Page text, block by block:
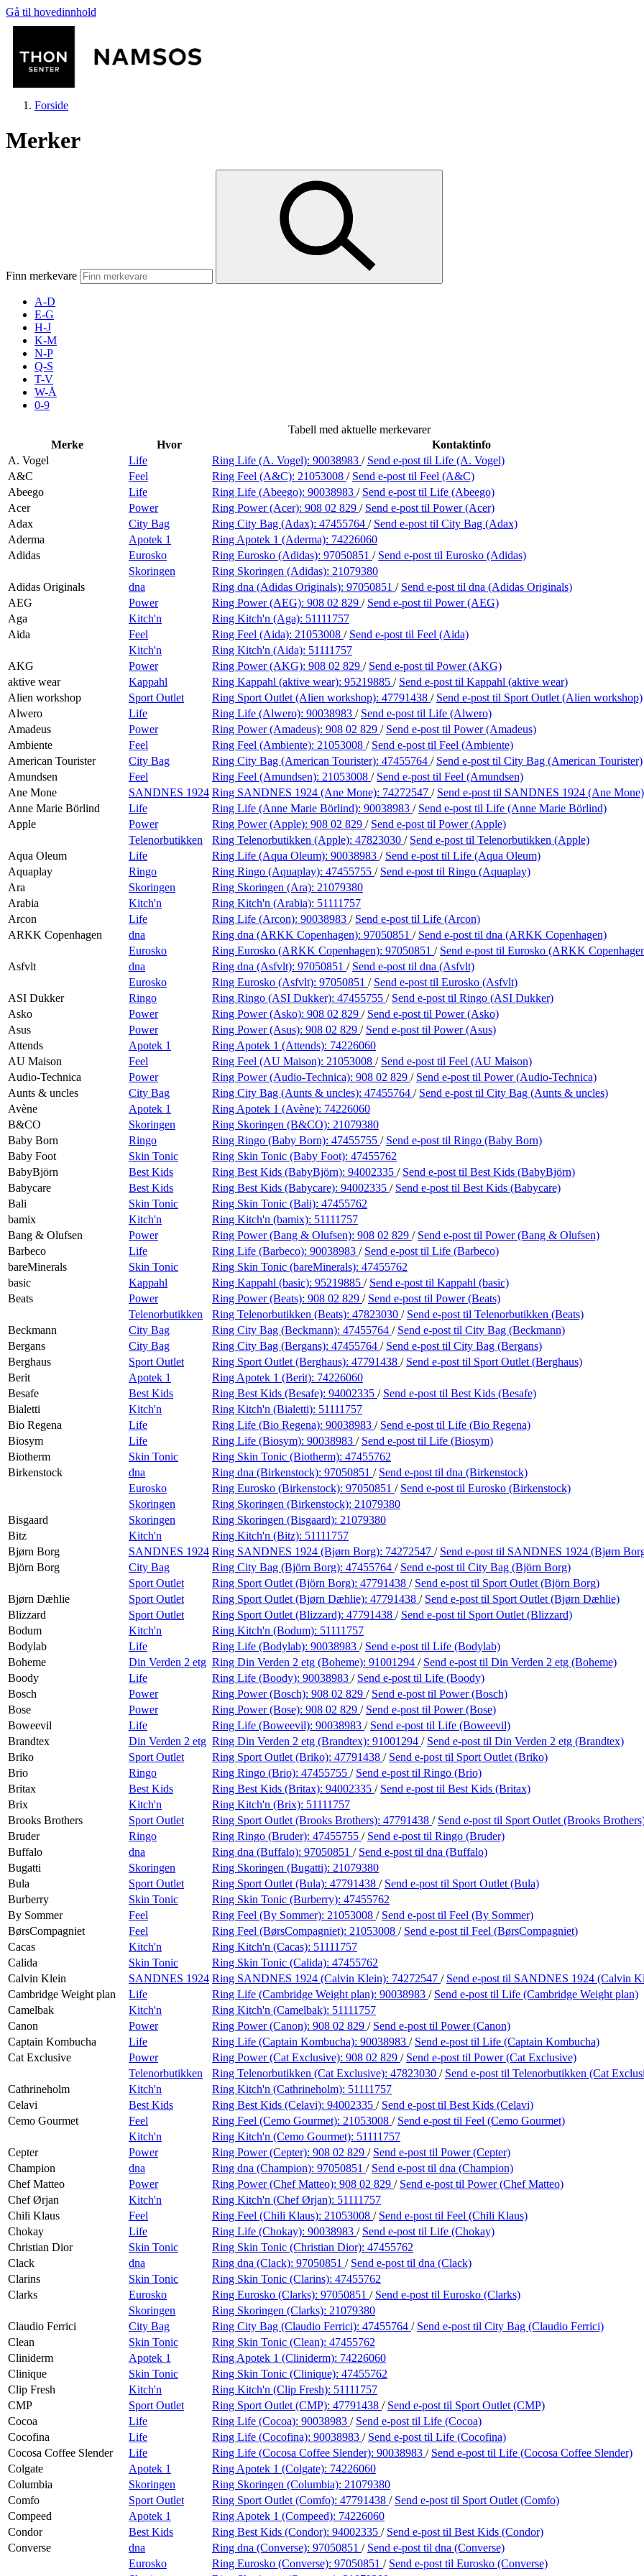
Gå til hovedinnhold
Mat og drikke
Inspirasjon
Åpningstider
Praktisk informasjon
Ledige stillinger
Forside
Merker
Finn merkevare
A-D
E-G
H-J
K-M
N-P
Q-S
T-V
W-Å
0-9
Tabell med aktuelle merkevarer
Merke
Hvor
Kontaktinfo
A. Vogel
Life Ring Life (A. Vogel): 90038983 / Send e-post til Life (A. Vogel)
A&C
Feel Ring Feel (A&C): 21053008 / Send e-post til Feel (A&C)
Abeego
Life Ring Life (Abeego): 90038983 / Send e-post til Life (Abeego)
Acer
Power Ring Power (Acer): 908 02 829 / Send e-post til Power (Acer)
Adax
City Bag Ring City Bag (Adax): 47455764 / Send e-post til City Bag (Adax)
Aderma
Apotek 1 Ring Apotek 1 (Aderma): 74226060
Adidas
Eurosko Ring Eurosko (Adidas): 97050851 / Send e-post til Eurosko (Adidas)
Skoringen
Ring Skoringen (Adidas): 21079380
Adidas Originals
dna Ring dna (Adidas Originals): 97050851 / Send e-post til dna (Adidas Originals)
AEG
Power Ring Power (AEG): 908 02 829 / Send e-post til Power (AEG)
Aga
Kitch'n Ring Kitch'n (Aga): 51111757
Aida
Feel Ring Feel (Aida): 21053008 / Send e-post til Feel (Aida)
Kitch'n
Ring Kitch'n (Aida): 51111757
AKG
Power Ring Power (AKG): 908 02 829 / Send e-post til Power (AKG)
aktive wear
Kappahl Ring Kappahl (aktive wear): 95219885 / Send e-post til Kappahl (aktive wear)
Alien workshop
Sport Outlet Ring Sport Outlet (Alien workshop): 47791438 / Send e-post til Sport Outlet (Alien workshop)
Alwero
Life Ring Life (Alwero): 90038983 / Send e-post til Life (Alwero)
Amadeus
Power Ring Power (Amadeus): 908 02 829 / Send e-post til Power (Amadeus)
Ambiente
Feel Ring Feel (Ambiente): 21053008 / Send e-post til Feel (Ambiente)
American Tourister
City Bag Ring City Bag (American Tourister): 47455764 / Send e-post til City Bag (American Tourister)
Amundsen
Feel Ring Feel (Amundsen): 21053008 / Send e-post til Feel (Amundsen)
Ane Mone
SANDNES 1924 Ring SANDNES 1924 (Ane Mone): 74272547 / Send e-post til SANDNES 1924 (Ane Mone)
Anne Marie Börlind
Life Ring Life (Anne Marie Börlind): 90038983 / Send e-post til Life (Anne Marie Börlind)
Apple
Power Ring Power (Apple): 908 02 829 / Send e-post til Power (Apple)
Telenorbutikken
Ring Telenorbutikken (Apple): 47823030 / Send e-post til Telenorbutikken (Apple)
Aqua Oleum
Life Ring Life (Aqua Oleum): 90038983 / Send e-post til Life (Aqua Oleum)
Aquaplay
Ringo Ring Ringo (Aquaplay): 47455755 / Send e-post til Ringo (Aquaplay)
Ara
Skoringen Ring Skoringen (Ara): 21079380
Arabia
Kitch'n Ring Kitch'n (Arabia): 51111757
Arcon
Life Ring Life (Arcon): 90038983 / Send e-post til Life (Arcon)
ARKK Copenhagen
dna Ring dna (ARKK Copenhagen): 97050851 / Send e-post til dna (ARKK Copenhagen)
Eurosko
Ring Eurosko (ARKK Copenhagen): 97050851 / Send e-post til Eurosko (ARKK
Asfvlt
dna Ring dna (Asfvlt): 97050851 / Send e-post til dna (Asfvlt)
Eurosko
Ring Eurosko (Asfvlt): 97050851 / Send e-post til Eurosko (Asfvlt)
ASI Dukker
Ringo Ring Ringo (ASI Dukker): 47455755 / Send e-post til Ringo (ASI Dukker)
Asko
Power Ring Power (Asko): 908 02 829 / Send e-post til Power (Asko)
Asus
Power Ring Power (Asus): 908 02 829 / Send e-post til Power (Asus)
Attends
Apotek 1 Ring Apotek 1 (Attends): 74226060
AU Maison
Feel Ring Feel (AU Maison): 21053008 / Send e-post til Feel (AU Maison)
Audio-Technica
Power Ring Power (Audio-Technica): 908 02 829 / Send e-post til Power (Audio-Technica)
Aunts & uncles
City Bag Ring City Bag (Aunts & uncles): 47455764 / Send e-post til City Bag (Aunts & uncles)
Avène
Apotek 1 Ring Apotek 1 (Avène): 74226060
B&CO
Skoringen Ring Skoringen (B&CO): 21079380
Baby Born
Ringo Ring Ringo (Baby Born): 47455755 / Send e-post til Ringo (Baby Born)
Baby Foot
Skin Tonic Ring Skin Tonic (Baby Foot): 47455762
BabyBjörn
Best Kids Ring Best Kids (BabyBjörn): 94002335 / Send e-post til Best Kids (BabyBjörn)
Babycare
Best Kids Ring Best Kids (Babycare): 94002335 / Send e-post til Best Kids (Babycare)
Bali
Skin Tonic Ring Skin Tonic (Bali): 47455762
bamix
Kitch'n Ring Kitch'n (bamix): 51111757
Bang & Olufsen
Power Ring Power (Bang & Olufsen): 908 02 829 / Send e-post til Power (Bang & Olufsen)
Barbeco
Life Ring Life (Barbeco): 90038983 / Send e-post til Life (Barbeco)
bareMinerals
Skin Tonic Ring Skin Tonic (bareMinerals): 47455762
basic
Kappahl Ring Kappahl (basic): 95219885 / Send e-post til Kappahl (basic)
Beats
Power Ring Power (Beats): 908 02 829 / Send e-post til Power (Beats)
Telenorbutikken
Ring Telenorbutikken (Beats): 47823030 / Send e-post til Telenorbutikken (Beats)
Beckmann
City Bag Ring City Bag (Beckmann): 47455764 / Send e-post til City Bag (Beckmann)
Bergans
City Bag Ring City Bag (Bergans): 47455764 / Send e-post til City Bag (Bergans)
Berghaus
Sport Outlet Ring Sport Outlet (Berghaus): 47791438 / Send e-post til Sport Outlet (Berghaus)
Berit
Apotek 1 Ring Apotek 1 (Berit): 74226060
Besafe
Best Kids Ring Best Kids (Besafe): 94002335 / Send e-post til Best Kids (Besafe)
Bialetti
Kitch'n Ring Kitch'n (Bialetti): 51111757
Bio Regena
Life Ring Life (Bio Regena): 90038983 / Send e-post til Life (Bio Regena)
Biosym
Life Ring Life (Biosym): 90038983 / Send e-post til Life (Biosym)
Biotherm
Skin Tonic Ring Skin Tonic (Biotherm): 47455762
Birkenstock
dna Ring dna (Birkenstock): 97050851 / Send e-post til dna (Birkenstock)
Eurosko
Ring Eurosko (Birkenstock): 97050851 / Send e-post til Eurosko (Birkenstock)
Skoringen
Ring Skoringen (Birkenstock): 21079380
Bisgaard
Skoringen Ring Skoringen (Bisgaard): 21079380
Bitz
Kitch'n Ring Kitch'n (Bitz): 51111757
Bjørn Borg
SANDNES 1924 Ring SANDNES 1924 (Bjørn Borg): 74272547 / Send e-post til SANDNES 1924 (Bjørn
Björn Borg
City Bag Ring City Bag (Björn Borg): 47455764 / Send e-post til City Bag (Björn Borg)
Sport Outlet
Ring Sport Outlet (Björn Borg): 47791438 / Send e-post til Sport Outlet (Björn Borg)
Bjørn Dæhlie
Sport Outlet Ring Sport Outlet (Bjørn Dæhlie): 47791438 / Send e-post til Sport Outlet (Bjørn Dæhlie)
Blizzard
Sport Outlet Ring Sport Outlet (Blizzard): 47791438 / Send e-post til Sport Outlet (Blizzard)
Bodum
Kitch'n Ring Kitch'n (Bodum): 51111757
Bodylab
Life Ring Life (Bodylab): 90038983 / Send e-post til Life (Bodylab)
Boheme
Din Verden 2 etg Ring Din Verden 2 etg (Boheme): 91001294 / Send e-post til Din Verden 2 etg (Boheme)
Boody
Life Ring Life (Boody): 90038983 / Send e-post til Life (Boody)
Bosch
Power Ring Power (Bosch): 908 02 829 / Send e-post til Power (Bosch)
Bose
Power Ring Power (Bose): 908 02 829 / Send e-post til Power (Bose)
Boweevil
Life Ring Life (Boweevil): 90038983 / Send e-post til Life (Boweevil)
Brandtex
Din Verden 2 etg Ring Din Verden 2 etg (Brandtex): 91001294 / Send e-post til Din Verden 2 etg (Brandtex)
Briko
Sport Outlet Ring Sport Outlet (Briko): 47791438 / Send e-post til Sport Outlet (Briko)
Brio
Ringo Ring Ringo (Brio): 47455755 / Send e-post til Ringo (Brio)
Britax
Best Kids Ring Best Kids (Britax): 94002335 / Send e-post til Best Kids (Britax)
Brix
Kitch'n Ring Kitch'n (Brix): 51111757
Brooks Brothers
Sport Outlet Ring Sport Outlet (Brooks Brothers): 47791438 / Send e-post til Sport Outlet (Brooks
Bruder
Ringo Ring Ringo (Bruder): 47455755 / Send e-post til Ringo (Bruder)
Buffalo
dna Ring dna (Buffalo): 97050851 / Send e-post til dna (Buffalo)
Bugatti
Skoringen Ring Skoringen (Bugatti): 21079380
Bula
Sport Outlet Ring Sport Outlet (Bula): 47791438 / Send e-post til Sport Outlet (Bula)
Burberry
Skin Tonic Ring Skin Tonic (Burberry): 47455762
By Sommer
Feel Ring Feel (By Sommer): 21053008 / Send e-post til Feel (By Sommer)
BørsCompagniet
Feel Ring Feel (BørsCompagniet): 21053008 / Send e-post til Feel (BørsCompagniet)
Cacas
Kitch'n Ring Kitch'n (Cacas): 51111757
Calida
Skin Tonic Ring Skin Tonic (Calida): 47455762
Calvin Klein
SANDNES 1924 Ring SANDNES 1924 (Calvin Klein): 74272547 / Send e-post til SANDNES 1924 (Calvin
Cambridge Weight plan
Life Ring Life (Cambridge Weight plan): 90038983 / Send e-post til Life (Cambridge Weight plan)
Camelbak
Kitch'n Ring Kitch'n (Camelbak): 51111757
Canon
Power Ring Power (Canon): 908 02 829 / Send e-post til Power (Canon)
Captain Kombucha
Life Ring Life (Captain Kombucha): 90038983 / Send e-post til Life (Captain Kombucha)
Cat Exclusive
Power Ring Power (Cat Exclusive): 908 02 829 / Send e-post til Power (Cat Exclusive)
Telenorbutikken
Ring Telenorbutikken (Cat Exclusive): 47823030 / Send e-post til Telenorbutikken (Cat
Cathrineholm
Kitch'n Ring Kitch'n (Cathrineholm): 51111757
Celavi
Best Kids Ring Best Kids (Celavi): 94002335 / Send e-post til Best Kids (Celavi)
Cemo Gourmet
Feel Ring Feel (Cemo Gourmet): 21053008 / Send e-post til Feel (Cemo Gourmet)
Kitch'n
Ring Kitch'n (Cemo Gourmet): 51111757
Cepter
Power Ring Power (Cepter): 908 02 829 / Send e-post til Power (Cepter)
Champion
dna Ring dna (Champion): 97050851 / Send e-post til dna (Champion)
Chef Matteo
Power Ring Power (Chef Matteo): 908 02 829 / Send e-post til Power (Chef Matteo)
Chef Ørjan
Kitch'n Ring Kitch'n (Chef Ørjan): 51111757
Chili Klaus
Feel Ring Feel (Chili Klaus): 21053008 / Send e-post til Feel (Chili Klaus)
Chokay
Life Ring Life (Chokay): 90038983 / Send e-post til Life (Chokay)
Christian Dior
Skin Tonic Ring Skin Tonic (Christian Dior): 47455762
Clack
dna Ring dna (Clack): 97050851 / Send e-post til dna (Clack)
Clarins
Skin Tonic Ring Skin Tonic (Clarins): 47455762
Clarks
Eurosko Ring Eurosko (Clarks): 97050851 / Send e-post til Eurosko (Clarks)
Skoringen
Ring Skoringen (Clarks): 21079380
Claudio Ferrici
City Bag Ring City Bag (Claudio Ferrici): 47455764 / Send e-post til City Bag (Claudio Ferrici)
Clean
Skin Tonic Ring Skin Tonic (Clean): 47455762
Cliniderm
Apotek 1 Ring Apotek 1 (Cliniderm): 74226060
Clinique
Skin Tonic Ring Skin Tonic (Clinique): 47455762
Clip Fresh
Kitch'n Ring Kitch'n (Clip Fresh): 51111757
CMP
Sport Outlet Ring Sport Outlet (CMP): 47791438 / Send e-post til Sport Outlet (CMP)
Cocoa
Life Ring Life (Cocoa): 90038983 / Send e-post til Life (Cocoa)
Cocofina
Life Ring Life (Cocofina): 90038983 / Send e-post til Life (Cocofina)
Cocosa Coffee Slender
Life Ring Life (Cocosa Coffee Slender): 90038983 / Send e-post til Life (Cocosa Coffee Slender)
Colgate
Apotek 1 Ring Apotek 1 (Colgate): 74226060
Columbia
Skoringen Ring Skoringen (Columbia): 21079380
Comfo
Sport Outlet Ring Sport Outlet (Comfo): 47791438 / Send e-post til Sport Outlet (Comfo)
Compeed
Apotek 1 Ring Apotek 1 (Compeed): 74226060
Condor
Best Kids Ring Best Kids (Condor): 94002335 / Send e-post til Best Kids (Condor)
Converse
dna Ring dna (Converse): 97050851 / Send e-post til dna (Converse)
Eurosko
Ring Eurosko (Converse): 97050851 / Send e-post til Eurosko (Converse)